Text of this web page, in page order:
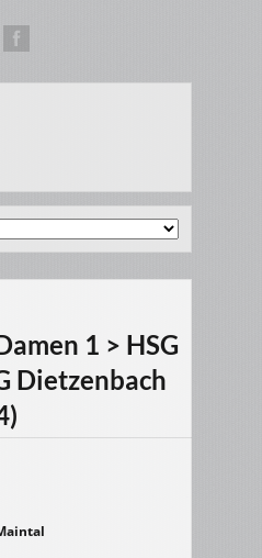
1 > HSG
Dietzenbach